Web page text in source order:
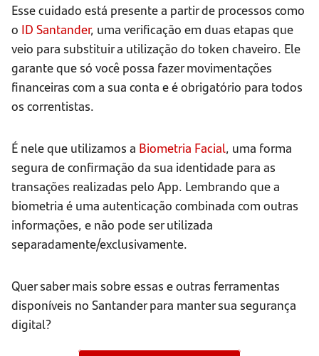
Esse cuidado está presente a partir de processos como
o ID Santander, uma verificação em duas etapas que
veio para substituir a utilização do token chaveiro. Ele
garante que só você possa fazer movimentações
financeiras com a sua conta e é obrigatório para todos
os correntistas.
É nele que utilizamos a Biometria Facial, uma forma
segura de confirmação da sua identidade para as
transações realizadas pelo App. Lembrando que a
biometria é uma autenticação combinada com outras
informações, e não pode ser utilizada
separadamente/exclusivamente.
Quer saber mais sobre essas e outras ferramentas
disponíveis no Santander para manter sua segurança
digital?